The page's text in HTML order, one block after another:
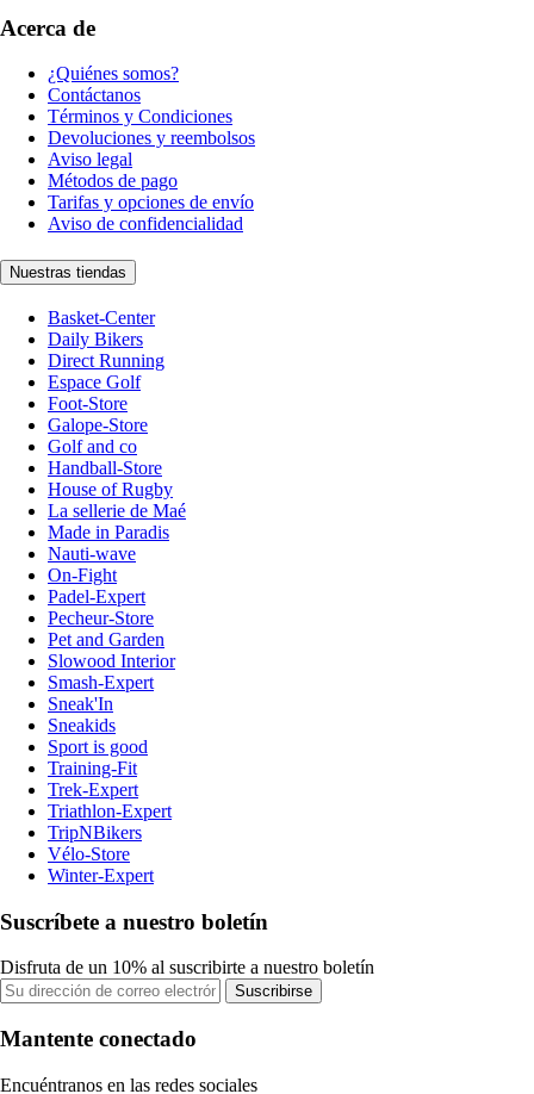
Acerca de
¿Quiénes somos?
Contáctanos
Términos y Condiciones
Devoluciones y reembolsos
Aviso legal
Métodos de pago
Tarifas y opciones de envío
Aviso de confidencialidad
Nuestras tiendas
Basket-Center
Daily Bikers
Direct Running
Espace Golf
Foot-Store
Galope-Store
Golf and co
Handball-Store
House of Rugby
La sellerie de Maé
Made in Paradis
Nauti-wave
On-Fight
Padel-Expert
Pecheur-Store
Pet and Garden
Slowood Interior
Smash-Expert
Sneak'In
Sneakids
Sport is good
Training-Fit
Trek-Expert
Triathlon-Expert
TripNBikers
Vélo-Store
Winter-Expert
Suscríbete a nuestro boletín
Disfruta de un 10% al suscribirte a nuestro boletín
Suscribirse
Mantente conectado
Encuéntranos en las redes sociales